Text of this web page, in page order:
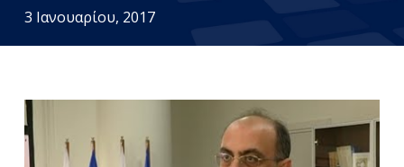
3 Ιανουαρίου, 2017